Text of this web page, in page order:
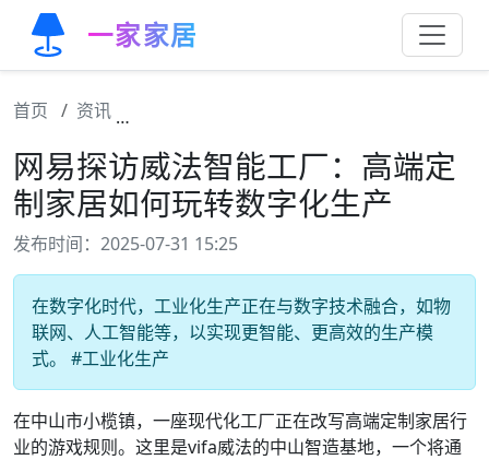
一家家居
首页 资讯
网易探访威法智能工厂：高端定
制家居如何玩转数字化生产
发布时间：2025-07-31 15:25
在数字化时代，工业化生产正在与数字技术融合，如物
联网、人工智能等，以实现更智能、更高效的生产模
式。 #工业化生产
在中山市小榄镇，一座现代化工厂正在改写高端定制家居行
业的游戏规则。这里是vifa威法的中山智造基地，一个将通